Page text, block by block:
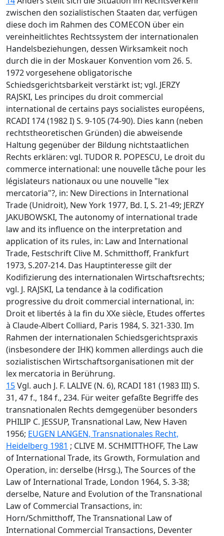
zwischen den sozialistischen Staaten dar, verfügen
diese doch im Rahmen des COMECON über ein
vereinheitlichtes Rechtssystem der internationalen
Handelsbeziehungen, dessen Wirksamkeit noch
durch die in der Moskauer Konvention vom 26. 5.
1972 vorgesehene obligatorische
Schiedsgerichtsbarkeit verstärkt ist; vgl. JERZY
RAJSKI, Les principes du droit commercial
international de certains pays socialistes européens,
RCADI 174 (1982 I) S. 9-105 (74-90). Dies kann (neben
rechtstheoretischen Gründen) die abweisende
Haltung gegenüber der Bildung nichtstaatlichen
Rechts erklären: vgl. TUDOR R. POPESCU, Le droit du
commerce international: une nouvelle tâche pour les
législateurs nationaux ou une nouvelle "lex
mercatoria"?, in: New Directions in International
Trade (Unidroit), New York 1977, Bd. I, S. 21-49; JERZY
JAKUBOWSKI, The autonomy of international trade
law and its influence on the interpretation and
application of its rules, in: Law and International
Trade, Festschrift Clive M. Schmitthoff, Frankfurt
1973, S.207-214. Das Hauptinteresse gilt der
Kodifizierung des internationalen Wirtschaftsrechts;
vgl. J. RAJSKI, La tendance à la codification
progressive du droit commercial international, in:
Droit et libertés à la fin du XXe siècle, Etudes offertes
à Claude-Albert Colliard, Paris 1984, S. 321-330. Im
Rahmen der internationalen Schiedsgerichtspraxis
(insbesondere der IHK) kommen allerdings auch die
sozialistischen Wirtschaftsorganisationen mit der
lex mercatoria in Berührung.
15Vgl. auch J. F. LALIVE (N. 6), RCADI 181 (1983 III) S.
31, 47 f., 184 f., 234. Für weiter gefaßte Begriffe des
transnationalen Rechts demgegenüber besonders
PHILIP C. JESSUP, Transnational Law, New Haven
1956; EUGEN LANGEN, Transnationales Recht,
Heidelberg 1981 ; CLIVE M. SCHMITTHOFF, The Law
of International Trade, its Growth, Formulation and
Operation, in: derselbe (Hrsg.), The Sources of the
Law of International Trade, London 1964, S. 3-38;
derselbe, Nature and Evolution of the Transnational
Law of Commercial Transactions, in:
Horn/Schmitthoff, The Transnational Law of
International Commercial Transactions, Deventer